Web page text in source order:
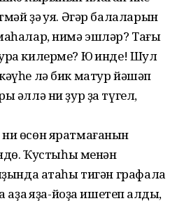
ҙә ҡуя. Әгәр балаларын
нимә эшләр? Тағы
килерме? Юҡ инде! Шул
лә бик матур йәшәп
әллә ни ҙур ҙа түгел,
өсөн яратмағанын
Ҡустыһы менән
атаһы тигән графала
яҙа-йоҙа ишетеп ҡалды,